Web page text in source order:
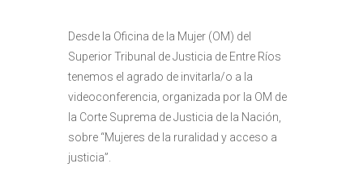
Desde la Oficina de la Mujer (OM) del
Superior Tribunal de Justicia de Entre Ríos
tenemos el agrado de invitarla/o a la
videoconferencia, organizada por la OM de
la Corte Suprema de Justicia de la Nación,
sobre “Mujeres de la ruralidad y acceso a
justicia”.